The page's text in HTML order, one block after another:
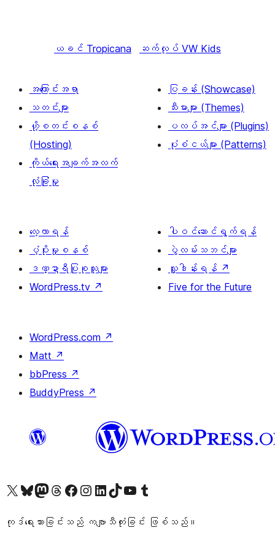
ယခင် Tropicana ဆက်လုပ် VW Kids
အကြောင်းအရာ
သတင်းများ
ဟို့စတင်းစနစ်
(Hosting)
ကိုယ်ရေးအချက်အလက်
လုံခြုံမှု
ပြခန်း (Showcase)
သီးမားများ (Themes)
ပလပ်အင်များ (Plugins)
ပုံစံငယ်များ (Patterns)
လေ့လာရန်
ပံ့ပိုးမှုစနစ်
ဒဏ္ဍာရီပြုစုသူများ
WordPress.tv ↗
ပါဝင်ဆောင်ရွက်ရန်
ပွဲလမ်းသဘင်များ
လှူဒါန်းရန် ↗
Five for the Future
WordPress.com ↗
Matt ↗
bbPress ↗
BuddyPress ↗
ကျွန်ုပ်တို့၏ X (ယခင် Twitter) အကောင့်သို့ သွားရောက်ကြည့်ရှုပါကျွန်ုပ်တို့၏ Bluesky အကောင့်သို့ ဝင်ရောက်ကြည့်ရှုရန်
ကျွန်ုပ်တို့၏ Mastodon အကောင့်သို့ သွားရောက်ကြည့်ရှုပါကျွန်ုပ်တို့၏ Threads အကောင့်သို့ ဝင်ရောက်ကြည့်ရှုရန်
ကျွန်ုပ်တို့၏ Facebook စာမျက်နှာသို့ သွားရောက်ကြည့်ရှုပါကျွန်ုပ်တို့၏ Instagram အကောင့်သို့ သွားရောက်ကြည့်ရှုပါ ကျွန်ုပ်တို့၏ LinkedIn အကောင့်သို့ သွားရောက်ကြည့်ရှုပါကျွန်ုပ်တို့၏ TikTok အကောင့်သို့ ဝင်ရောက်ကြည့်ရှုရန်
ကျွန်ုပ်တို့၏ YouTube ချန်နယ်သို့ သွားရောက်ကြည့်ရှုပါ ကျွန်ုပ်တို့၏ Tumblr အကောင့်သို့ ဝင်ရောက်ကြည့်ရှုရန်
ကုဒ်ရေးသားခြင်းသည် ကဗျာသီကုံးခြင်း ဖြစ်သည်။